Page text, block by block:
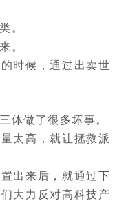
。
。
时候，通过出卖世
体做了很多坏事。
太高，就让拯救派
出来后，就通过下
大力反对高科技产